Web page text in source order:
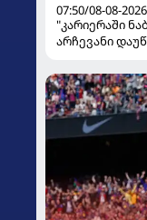
07:50/08-08-2026
"კარიერაში
არჩევანი